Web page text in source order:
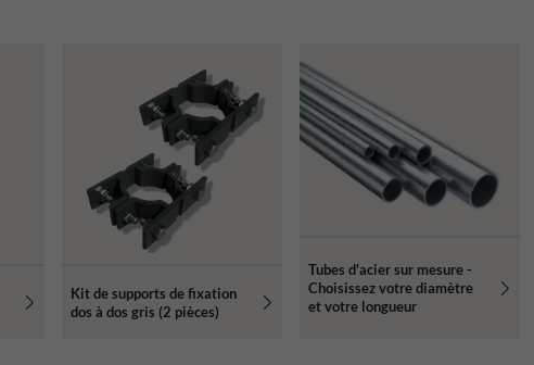
Kit de supports de fixation
dos à dos gris (2 pièces)
Tubes d'acier sur mesure -
Choisissez votre diamètre
et votre longueur